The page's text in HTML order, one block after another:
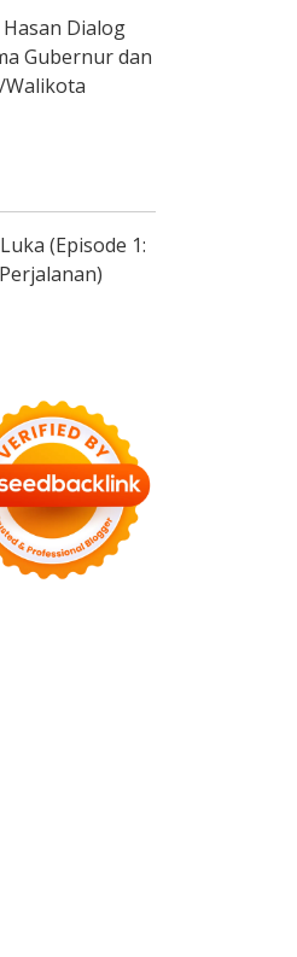
Dialog
Gubernur dan
(Episode 1: